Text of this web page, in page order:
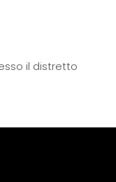
il distretto